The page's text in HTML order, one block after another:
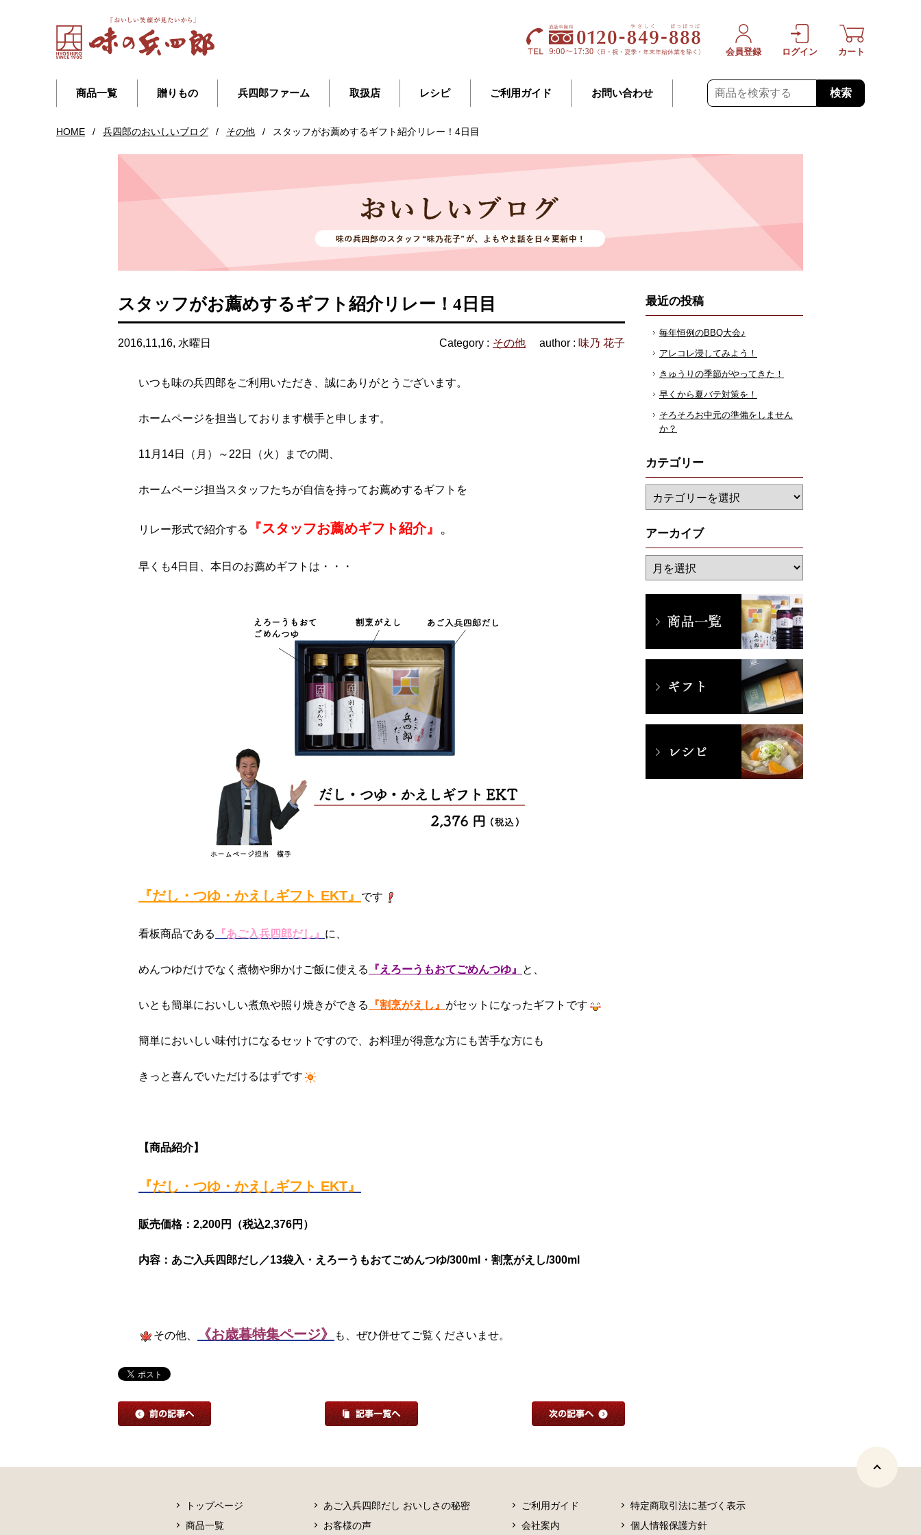
商品一覧 贈りもの 兵四郎ファーム 取扱店 レシピ ご利用ガイド お問い合わせ 検索
会員登録 ログイン カート
HOME / 兵四郎のおいしいブログ / その他 / スタッフがお薦めするギフト紹介リレー！4日目
スタッフがお薦めするギフト紹介リレー！4日目
2016,11,16, 水曜日 Category : その他 author : 味乃 花子
いつも味の兵四郎をご利用いただき、誠にありがとうございます。
ホームページを担当しております横手と申します。
11月14日（月）～22日（火）までの間、
ホームページ担当スタッフたちが自信を持ってお薦めするギフトを
リレー形式で紹介する 『スタッフお薦めギフト紹介』 。
早くも4日目、本日のお薦めギフトは・・・
『だし・つゆ・かえしギフト EKT』 です
看板商品である 『あご入兵四郎だし』 に、
めんつゆだけでなく煮物や卵かけご飯に使える 『えろーうもおてごめんつゆ』 と、
いとも簡単においしい煮魚や照り焼きができる 『割烹がえし』 がセットになったギフトです
簡単においしい味付けになるセットですので、お料理が得意な方にも苦手な方にも
きっと喜んでいただけるはずです
【商品紹介】
『だし・つゆ・かえしギフト EKT』
販売価格：2,200円（税込2,376円）
内容：あご入兵四郎だし／13袋入・えろーうもおてごめんつゆ/300ml・割烹がえし/300ml
その他、 《お歳暮特集ページ》 も、ぜひ併せてご覧くださいませ。
最近の投稿
毎年恒例のBBQ大会♪
アレコレ浸してみよう！
きゅうりの季節がやってきた！
早くから夏バテ対策を！
そろそろお中元の準備をしません
か？
カテゴリー
アーカイブ
トップページ
商品一覧
あご入兵四郎だし おいしさの秘密
お客様の声
ご利用ガイド
会社案内
特定商取引法に基づく表示
個人情報保護方針